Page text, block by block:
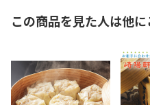
この商品を見た人は他